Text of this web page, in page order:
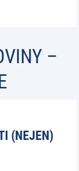
–
(NEJEN)